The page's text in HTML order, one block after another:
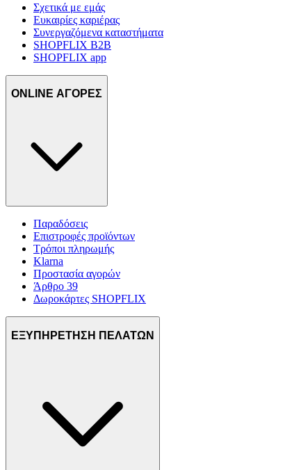
Σχετικά με εμάς
Ευκαιρίες καριέρας
Συνεργαζόμενα καταστήματα
SHOPFLIX B2B
SHOPFLIX app
ONLINE ΑΓΟΡΕΣ
Παραδόσεις
Επιστροφές προϊόντων
Τρόποι πληρωμής
Klarna
Προστασία αγορών
Άρθρο 39
Δωροκάρτες SHOPFLIX
ΕΞΥΠΗΡΕΤΗΣΗ ΠΕΛΑΤΩΝ